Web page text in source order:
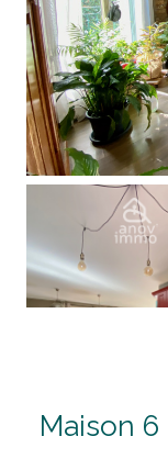
Maison 6 pièce(s) 4 chambre(s)